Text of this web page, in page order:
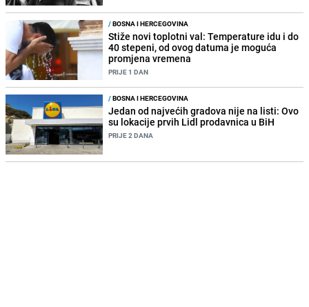
/BOSNA I HERCEGOVINA
Stiže novi toplotni val: Temperature idu i do
40 stepeni, od ovog datuma je moguća
promjena vremena
PRIJE 1 DAN
/BOSNA I HERCEGOVINA
Jedan od najvećih gradova nije na listi: Ovo
su lokacije prvih Lidl prodavnica u BiH
PRIJE 2 DANA